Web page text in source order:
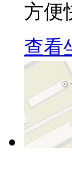
方便
查看